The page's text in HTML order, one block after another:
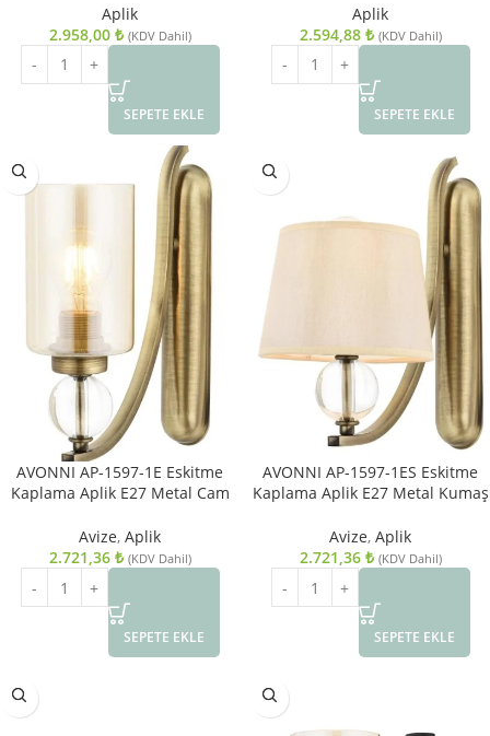
Aplik
2.958,00 ₺ (KDV Dahil)
SEPETE EKLE
Aplik
2.594,88 ₺ (KDV Dahil)
SEPETE EKLE
AVONNI AP-1597-1E Eskitme
Kaplama Aplik E27 Metal Cam
Avize, Aplik
2.721,36 ₺ (KDV Dahil)
SEPETE EKLE
AVONNI AP-1597-1ES Eskitme
Kaplama Aplik E27 Metal Kumaş
Avize, Aplik
2.721,36 ₺ (KDV Dahil)
SEPETE EKLE